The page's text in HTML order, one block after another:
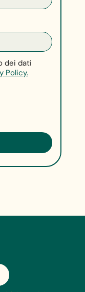
dei dati
Policy.